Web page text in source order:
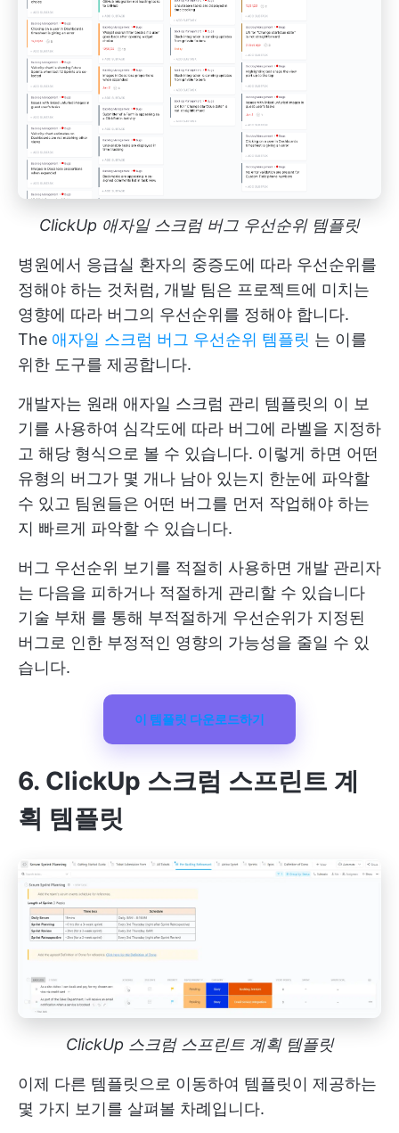
ClickUp 애자일 스크럼 버그 우선순위 템플릿
병원에서 응급실 환자의 중증도에 따라 우선순위를
정해야 하는 것처럼, 개발 팀은 프로젝트에 미치는
영향에 따라 버그의 우선순위를 정해야 합니다.
The 애자일 스크럼 버그 우선순위 템플릿 는 이를
위한 도구를 제공합니다.
개발자는 원래 애자일 스크럼 관리 템플릿의 이 보
기를 사용하여 심각도에 따라 버그에 라벨을 지정하
고 해당 형식으로 볼 수 있습니다. 이렇게 하면 어떤
유형의 버그가 몇 개나 남아 있는지 한눈에 파악할
수 있고 팀원들은 어떤 버그를 먼저 작업해야 하는
지 빠르게 파악할 수 있습니다.
버그 우선순위 보기를 적절히 사용하면 개발 관리자
는 다음을 피하거나 적절하게 관리할 수 있습니다
기술 부채 를 통해 부적절하게 우선순위가 지정된
버그로 인한 부정적인 영향의 가능성을 줄일 수 있
습니다.
이 템플릿 다운로드하기
6. ClickUp 스크럼 스프린트 계
획 템플릿
ClickUp 스크럼 스프린트 계획 템플릿
이제 다른 템플릿으로 이동하여 템플릿이 제공하는
몇 가지 보기를 살펴볼 차례입니다.